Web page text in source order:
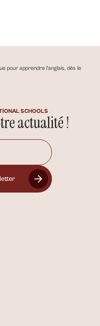
pour apprendre l'anglais, dès le
SCHOOLS
actualité !